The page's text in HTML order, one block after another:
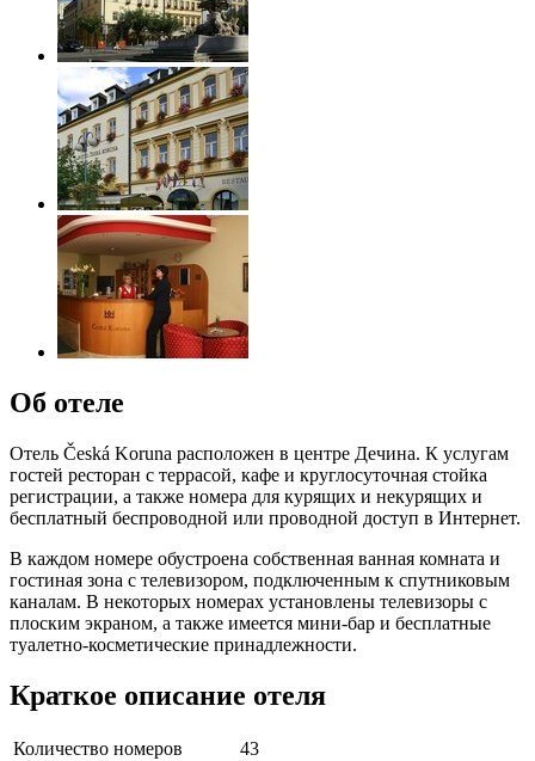
Об отеле
Отель Česká Koruna расположен в центре Дечина. К услугам
гостей ресторан с террасой, кафе и круглосуточная стойка
регистрации, а также номера для курящих и некурящих и
бесплатный беспроводной или проводной доступ в Интернет.
В каждом номере обустроена собственная ванная комната и
гостиная зона с телевизором, подключенным к спутниковым
каналам. В некоторых номерах установлены телевизоры с
плоским экраном, а также имеется мини-бар и бесплатные
туалетно-косметические принадлежности.
Краткое описание отеля
Количество номеров
43